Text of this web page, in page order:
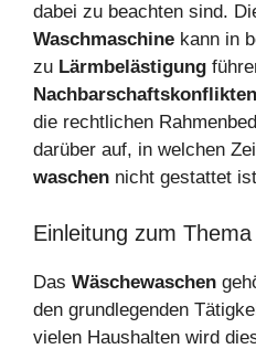
dabei zu beachten sind.
Waschmaschine kann in
zu Lärmbelästigung
Nachbarschaftskonflikten
die rechtlichen
darüber auf, in welchen
waschen nicht gestattet
Einleitung zum
Das Wäschewaschen
den grundlegenden
vielen Haushalten wird